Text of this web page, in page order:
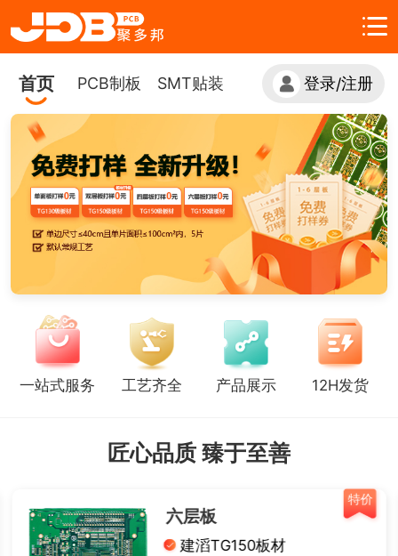
首页 PCB制板 SMT贴装 登录/注册
一站式服务 工艺齐全 产品展示 12H发货
匠心品质 臻于至善
特价
六层板
建滔TG150板材